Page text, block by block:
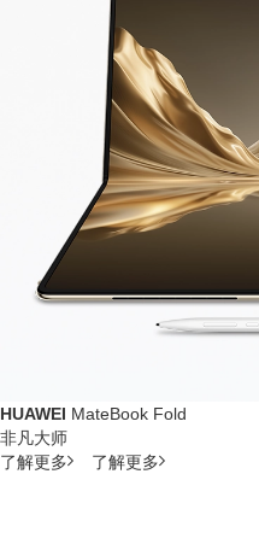
HUAWEI MateBook Fold
非凡大师
了解更多
了解更多